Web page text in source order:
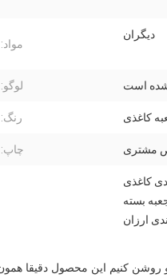
دیگران
مواد:
شده است لوگو:
کاغذی رنگ:
مشتری چاپ:
کاغذی
بسته
ارزان